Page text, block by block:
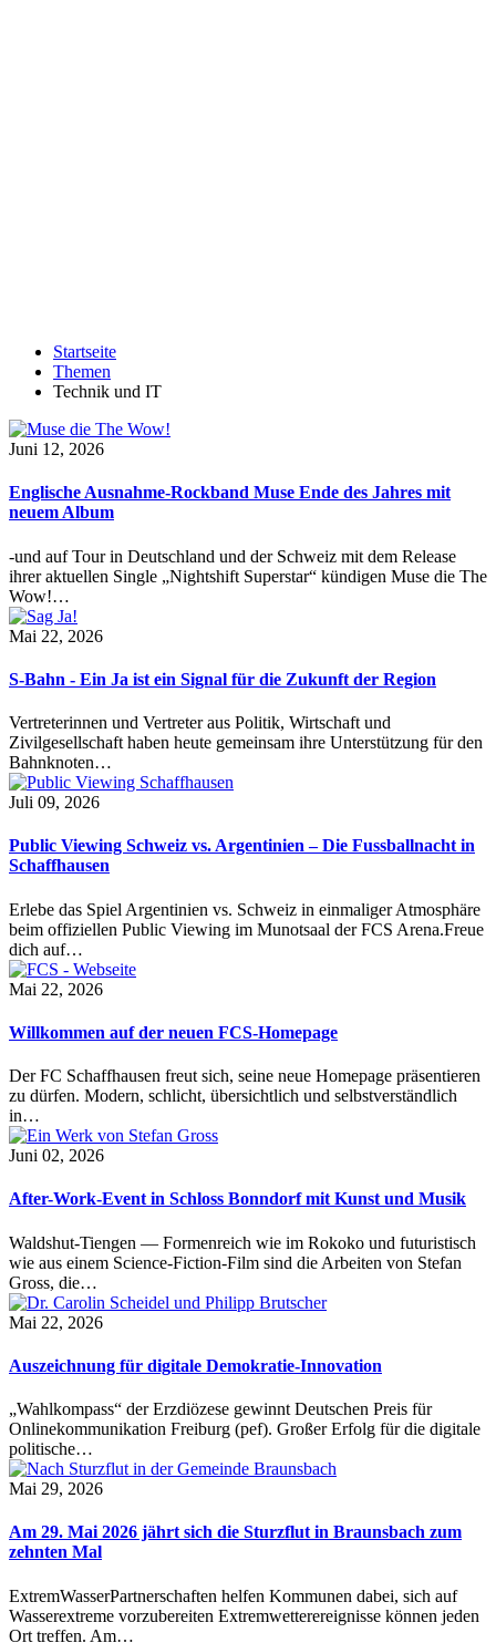
Startseite
Themen
Technik und IT
Juni 12, 2026
Englische Ausnahme-Rockband Muse Ende des Jahres mit
neuem Album
-und auf Tour in Deutschland und der Schweiz mit dem Release
ihrer aktuellen Single „Nightshift Superstar“ kündigen Muse die The
Wow!…
Mai 22, 2026
S-Bahn - Ein Ja ist ein Signal für die Zukunft der Region
Vertreterinnen und Vertreter aus Politik, Wirtschaft und
Zivilgesellschaft haben heute gemeinsam ihre Unterstützung für den
Bahnknoten…
Juli 09, 2026
Public Viewing Schweiz vs. Argentinien – Die Fussballnacht in
Schaffhausen
Erlebe das Spiel Argentinien vs. Schweiz in einmaliger Atmosphäre
beim offiziellen Public Viewing im Munotsaal der FCS Arena.Freue
dich auf…
Mai 22, 2026
Willkommen auf der neuen FCS-Homepage
Der FC Schaffhausen freut sich, seine neue Homepage präsentieren
zu dürfen. Modern, schlicht, übersichtlich und selbstverständlich
in…
Juni 02, 2026
After-Work-Event in Schloss Bonndorf mit Kunst und Musik
Waldshut-Tiengen — Formenreich wie im Rokoko und futuristisch
wie aus einem Science-Fiction-Film sind die Arbeiten von Stefan
Gross, die…
Mai 22, 2026
Auszeichnung für digitale Demokratie-Innovation
„Wahlkompass“ der Erzdiözese gewinnt Deutschen Preis für
Onlinekommunikation Freiburg (pef). Großer Erfolg für die digitale
politische…
Mai 29, 2026
Am 29. Mai 2026 jährt sich die Sturzflut in Braunsbach zum
zehnten Mal
ExtremWasserPartnerschaften helfen Kommunen dabei, sich auf
Wasserextreme vorzubereiten Extremwetterereignisse können jeden
Ort treffen. Am…